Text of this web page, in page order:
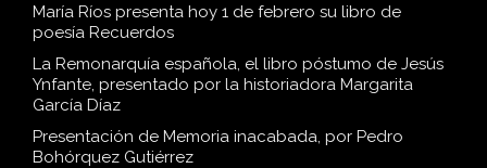
María Ríos presenta hoy 1 de febrero su libro de
poesía Recuerdos
La Remonarquía española, el libro póstumo de Jesús
Ynfante, presentado por la historiadora Margarita
García Díaz
Presentación de Memoria inacabada, por Pedro
Bohórquez Gutiérrez